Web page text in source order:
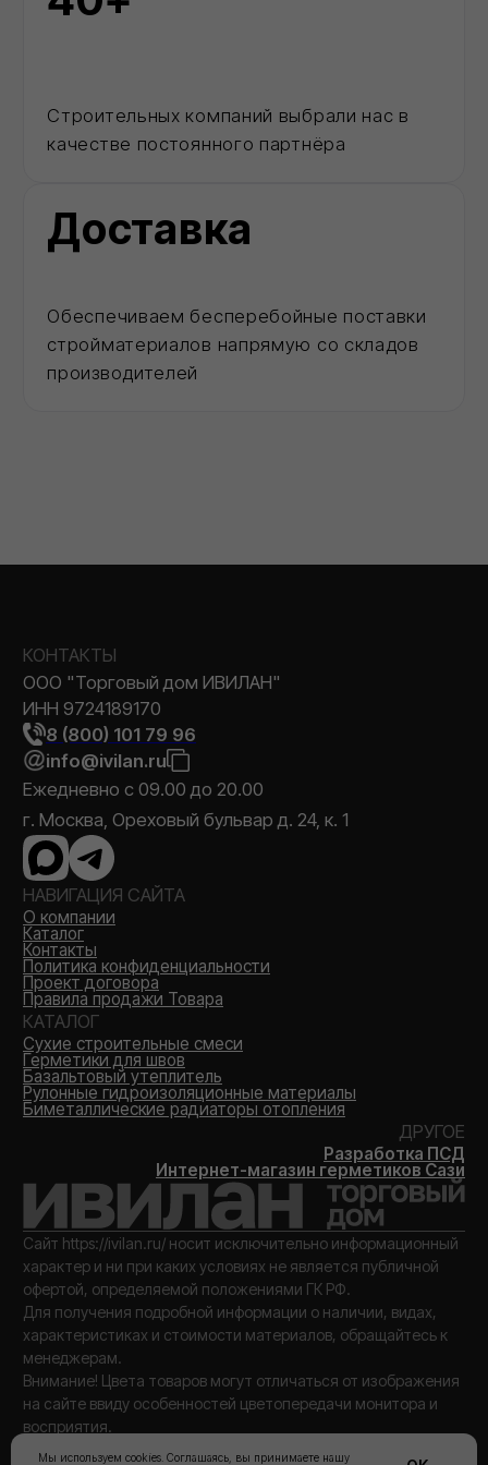
Каталог
Мы используем cookies. Соглашаясь, вы принимаете нашу